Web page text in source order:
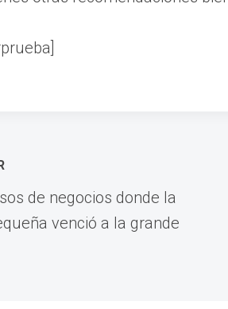
de negocios donde la
venció a la grande